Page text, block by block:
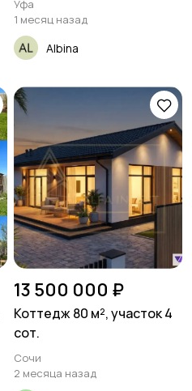
Уфа
1 месяц назад
Albina
13 500 000 ₽
Коттедж 80 м², участок 4
сот.
Сочи
2 месяца назад